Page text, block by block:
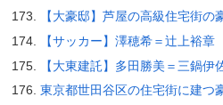
【大豪邸】芦屋の高級住宅街の
【サッカー】澤穂希＝辻上裕章
【大東建託】多田勝美＝三鍋伊
東京都世田谷区の住宅街に建つ